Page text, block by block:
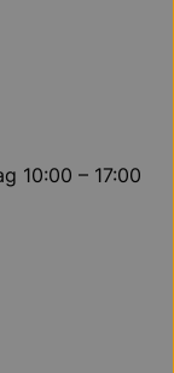
10:00 – 17:00